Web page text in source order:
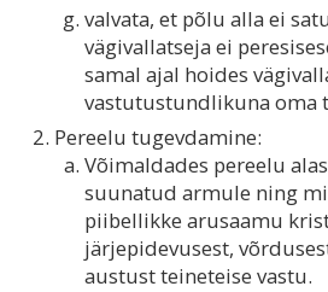
valvata, et põlu alla ei
vägivallatseja ei
samal ajal hoides
vastutustundlikuna oma
Pereelu tugevdamine:
Võimaldades pereelu
suunatud armule ning
piibellikke arusaamu
järjepidevusest,
austust teineteise vastu.